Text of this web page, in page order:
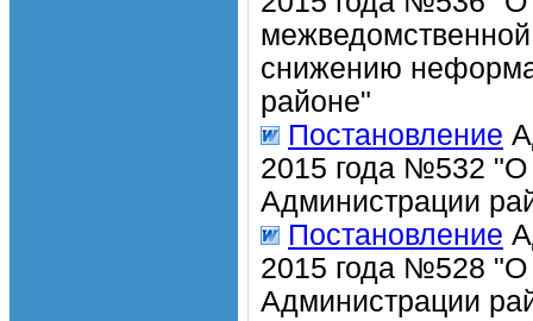
снижению
районе"
Постановление
2015 года №532 "О
Администрации
Постановление
2015 года №528 "О
Администрации